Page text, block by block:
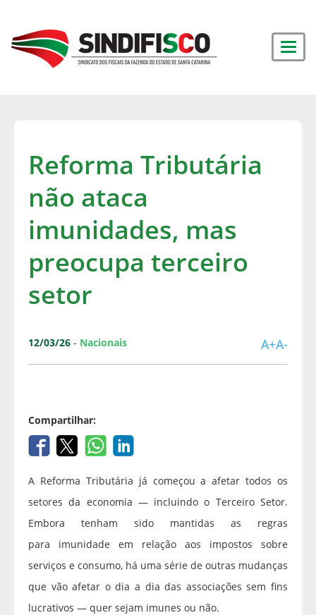
Reforma Tributária
não ataca
imunidades, mas
preocupa terceiro
setor
12/03/26 - Nacionais A+A-
Compartilhar:
A Reforma Tributária já começou a afetar todos os
setores da economia — incluindo o Terceiro Setor.
Embora tenham sido mantidas as regras
para imunidade em relação aos impostos sobre
serviços e consumo, há uma série de outras mudanças
que vão afetar o dia a dia das associações sem fins
lucrativos — quer sejam imunes ou não.